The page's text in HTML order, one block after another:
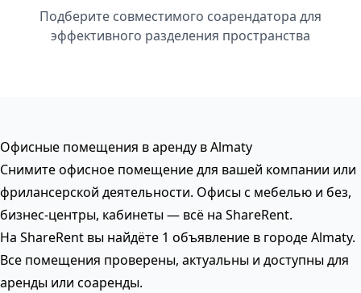
Подберите совместимого соарендатора для
эффективного разделения пространства
Офисные помещения в аренду в Almaty
Снимите офисное помещение для вашей компании или
фрилансерской деятельности. Офисы с мебелью и без,
бизнес-центры, кабинеты — всё на ShareRent.
На ShareRent вы найдёте 1 объявление в городе Almaty.
Все помещения проверены, актуальны и доступны для
аренды или соаренды.